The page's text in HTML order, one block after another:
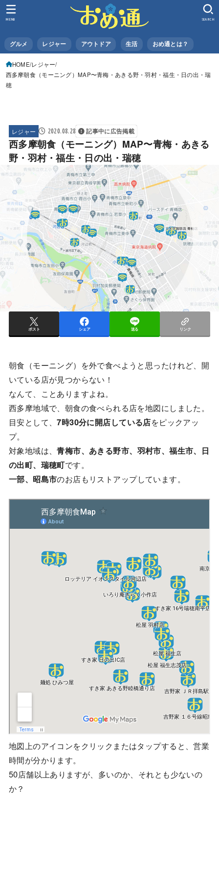
グルメ レジャー アウトドア 生活 おめ通とは？
SEARCH
MENU
HOME レジャー
西多摩朝食（モーニング）MAP〜青梅・あきる野・羽村・福生・日の出・瑞
穂
レジャー 2020.08.28 記事中に広告掲載
西多摩朝食（モーニング）MAP〜青梅・あきる
野・羽村・福生・日の出・瑞穂
ポスト シェア 送る リンク
朝食（モーニング）を外で食べようと思ったけれど、開
いている店が見つからない！
なんて、ことありますよね。
西多摩地域で、朝食の食べられる店を地図にしました。
目安として、7時30分に開店している店をピックアッ
プ。
対象地域は、青梅市、あきる野市、羽村市、福生市、日
の出町、瑞穂町です。
一部、昭島市のお店もリストアップしています。
地図上のアイコンをクリックまたはタップすると、営業
時間が分かります。
50店舗以上ありますが、多いのか、それとも少ないの
か？